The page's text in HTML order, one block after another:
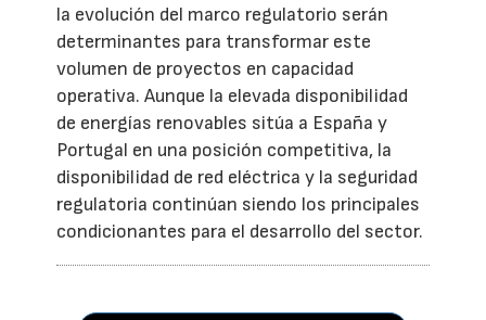
la evolución del marco regulatorio serán
determinantes para transformar este
volumen de proyectos en capacidad
operativa. Aunque la elevada disponibilidad
de energías renovables sitúa a España y
Portugal en una posición competitiva, la
disponibilidad de red eléctrica y la seguridad
regulatoria continúan siendo los principales
condicionantes para el desarrollo del sector.